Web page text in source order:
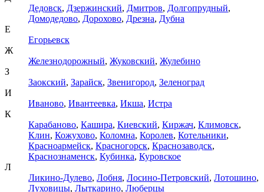
Дедовск, Дзержинский, Дмитров, Долгопрудный,
Домодедово, Дорохово, Дрезна, Дубна
Е
Егорьевск
Ж
Железнодорожный, Жуковский, Жулебино
З
Заокский, Зарайск, Звенигород, Зеленоград
И
Иваново, Ивантеевка, Икша, Истра
К
Карабаново, Кашира, Киевский, Киржач, Климовск,
Клин, Кожухово, Коломна, Королев, Котельники,
Красноармейск, Красногорск, Краснозаводск,
Краснознаменск, Кубинка, Куровское
Л
Ликино-Дулево, Лобня, Лосино-Петровский, Лотошино,
Луховицы, Лыткарино, Люберцы